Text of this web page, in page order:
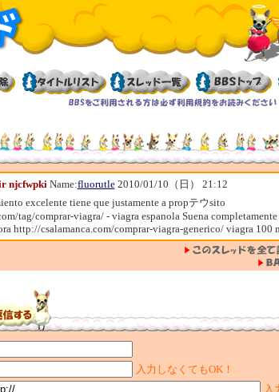
njcfwpkiName:fluorutle2010/01/10（日） 21:12
excelente tiene que justamente a propテウsito
tag/comprar-viagra/ - viagra espanola Suena completamente
http://csalamanca.com/comprar-viagra-generico/ viagra 100
入力しなくてもOK！
入